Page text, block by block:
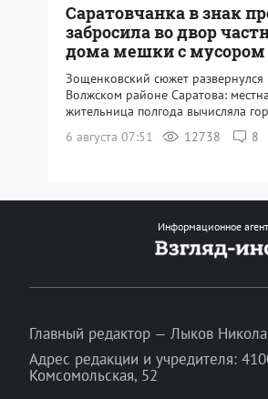
Саратовчанка в знак
забросила во двор
дома мешки с мусором
Зощенковский сюжет развернулся
Волжском районе Саратова:
жительница полгода вычисляла
6 августа 07:51
12738 8
Информационное
Главный редактор — Лыков
Адрес редакции и учредителя:
Комсомольская, 52